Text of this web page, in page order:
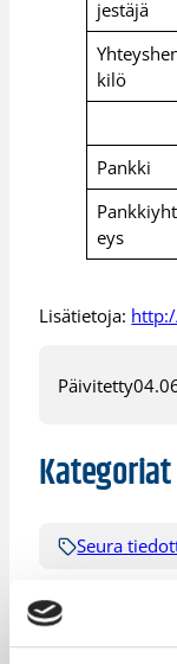
jestäjä
kilö
Pankki
Pankkiyht
eys
Lisätietoja:
Päivitetty
Kategoriat
Seura